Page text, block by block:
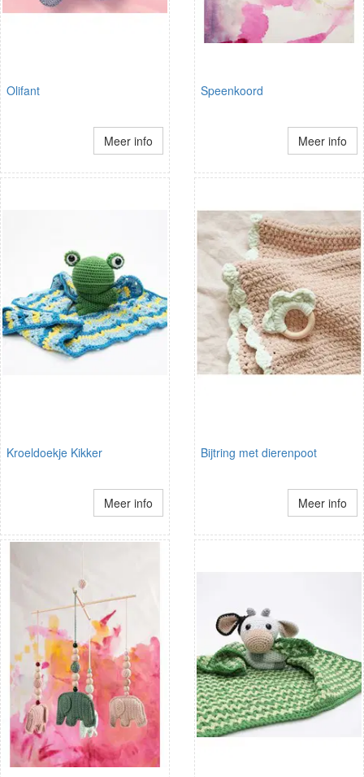
Olifant
Meer info
Speenkoord
Meer info
Kroeldoekje Kikker
Meer info
Bijtring met dierenpoot
Meer info